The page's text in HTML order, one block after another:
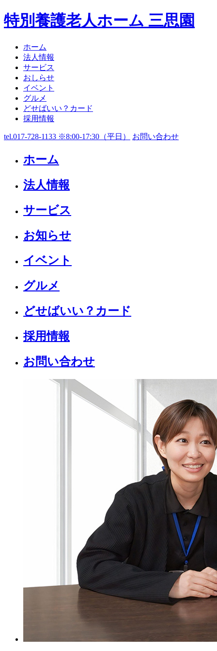
特別養護老人ホーム 三思園
ホーム
法人情報
サービス
おしらせ
イベント
グルメ
どせばいい？カード
採用情報
tel.017-728-1133 ※8:00-17:30（平日） お問い合わせ
ホーム
法人情報
サービス
お知らせ
イベント
グルメ
どせばいい？カード
採用情報
お問い合わせ